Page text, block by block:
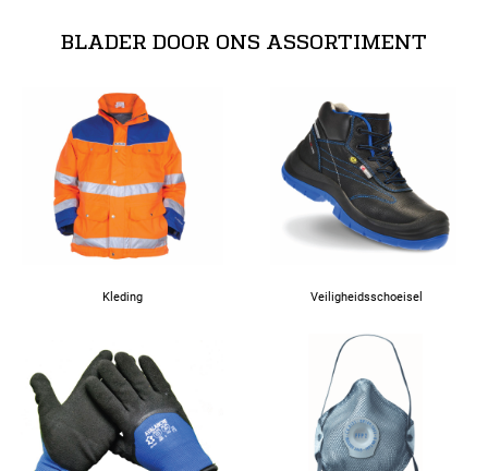
BLADER DOOR ONS ASSORTIMENT
Kleding Veiligheidsschoeisel